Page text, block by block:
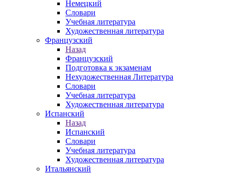
Немецкий
Словари
Учебная литература
Художественная литература
Французский
Назад
Французский
Подготовка к экзаменам
Нехудожественная Литература
Словари
Учебная литература
Художественная литература
Испанский
Назад
Испанский
Словари
Учебная литература
Художественная литература
Итальянский